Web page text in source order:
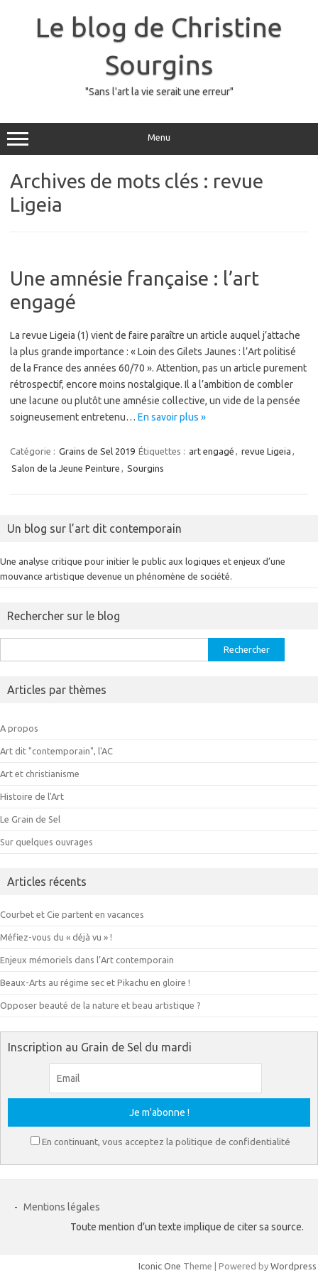
Le blog de Christine
Sourgins
"Sans l'art la vie serait une erreur"
Menu
Archives de mots clés : revue
Ligeia
Une amnésie française : l’art
engagé
La revue Ligeia (1) vient de faire paraître un article auquel j’attache
la plus grande importance : « Loin des Gilets Jaunes : l’Art politisé
de la France des années 60/70 ». Attention, pas un article purement
rétrospectif, encore moins nostalgique. Il a l’ambition de combler
une lacune ou plutôt une amnésie collective, un vide de la pensée
soigneusement entretenu… En savoir plus »
Catégorie : Grains de Sel 2019 Étiquettes : art engagé , revue Ligeia ,
Salon de la Jeune Peinture , Sourgins
Un blog sur l’art dit contemporain
Une analyse critique pour initier le public aux logiques et enjeux d’une
mouvance artistique devenue un phénomène de société.
Rechercher sur le blog
Articles par thèmes
A propos
Art dit "contemporain", l'AC
Art et christianisme
Histoire de l'Art
Le Grain de Sel
Sur quelques ouvrages
Articles récents
Courbet et Cie partent en vacances
Méfiez-vous du « déjà vu » !
Enjeux mémoriels dans l’Art contemporain
Beaux-Arts au régime sec et Pikachu en gloire !
Opposer beauté de la nature et beau artistique ?
Inscription au Grain de Sel du mardi
En continuant, vous acceptez la politique de confidentialité
- Mentions légales
Toute mention d’un texte implique de citer sa source.
Iconic One Theme | Powered by Wordpress